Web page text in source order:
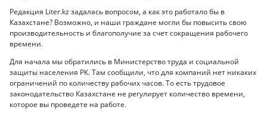
Редакция Liter.kz задалась вопросом, а как это работало бы в
Казахстане? Возможно, и наши граждане могли бы повысить свою
производительность и благополучие за счет сокращения рабочего
времени.
Для начала мы обратились в Министерство труда и социальной
защиты населения РК. Там сообщили, что для компаний нет никаких
ограничений по количеству рабочих часов. То есть трудовое
законодательство Казахстане не регулирует количество времени,
которое вы проведете на работе.